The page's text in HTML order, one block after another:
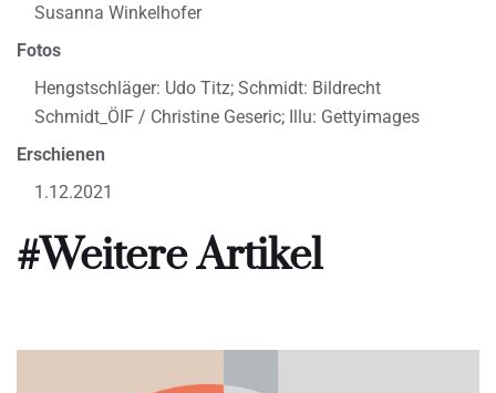
Susanna Winkelhofer
Fotos
Hengstschläger: Udo Titz; Schmidt: Bildrecht
Schmidt_ÖIF / Christine Geseric; Illu: Gettyimages
Erschienen
1.12.2021
#Weitere Artikel